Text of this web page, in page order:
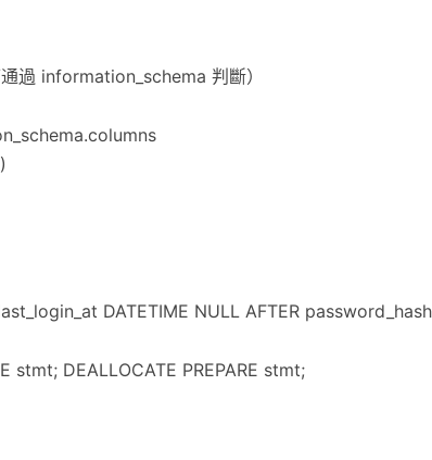
過 information_schema 判斷）
DATETIME NULL AFTER
stmt; DEALLOCATE PREPARE stmt;